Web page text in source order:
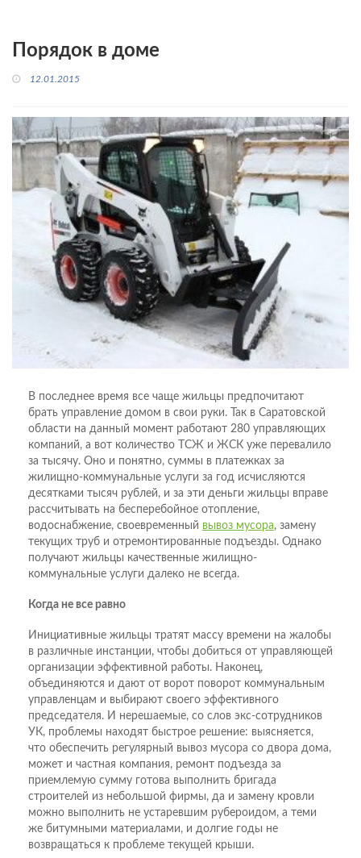
Порядок в доме
12.01.2015
В последнее время все чаще жильцы предпочитают
брать управление домом в свои руки. Так в Саратовской
области на данный момент работают 280 управляющих
компаний, а вот количество ТСЖ и ЖСК уже перевалило
за тысячу. Оно и понятно, суммы в платежках за
жилищно-коммунальные услуги за год исчисляются
десятками тысяч рублей, и за эти деньги жильцы вправе
рассчитывать на бесперебойное отопление,
водоснабжение, своевременный вывоз мусора, замену
текущих труб и отремонтированные подъезды. Однако
получают жильцы качественные жилищно-
коммунальные услуги далеко не всегда.
Когда не все равно
Инициативные жильцы тратят массу времени на жалобы
в различные инстанции, чтобы добиться от управляющей
организации эффективной работы. Наконец,
объединяются и дают от ворот поворот коммунальным
управленцам и выбирают своего эффективного
председателя. И нерешаемые, со слов экс-сотрудников
УК, проблемы находят быстрое решение: выясняется,
что обеспечить регулярный вывоз мусора со двора дома,
может и частная компания, ремонт подъезда за
приемлемую сумму готова выполнить бригада
строителей из небольшой фирмы, да и замену кровли
можно выполнить не устаревшим рубероидом, а теми
же битумными материалами, и долгие годы не
возвращаться к проблеме текущей крыши.